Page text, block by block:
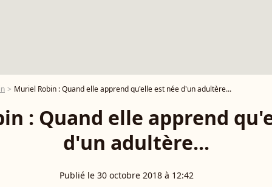
Muriel Robin : Quand elle apprend qu'elle est née d'un adultère...
: Quand elle apprend
d'un adultère...
Publié le 30 octobre 2018 à 12:42